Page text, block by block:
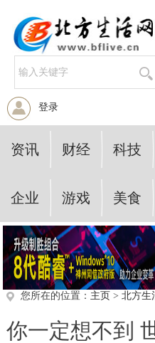
登录
资讯 财经 科技
企业 游戏 美食
您所在的位置： 主页 > 北方生
你一定想不到